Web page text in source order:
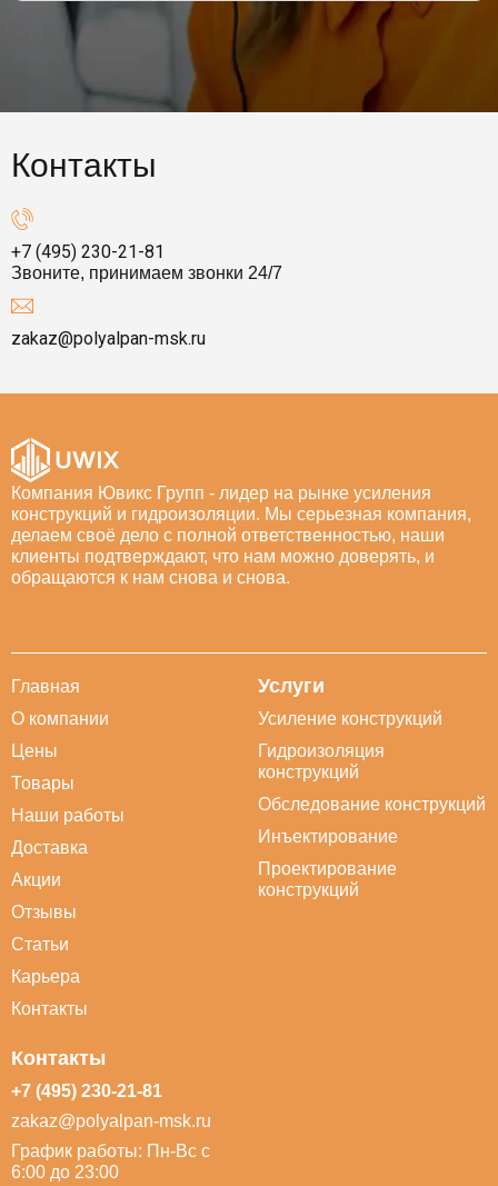
Контакты
+7 (495) 230-21-81
Звоните, принимаем звонки 24/7
zakaz@polyalpan-msk.ru
Компания Ювикс Групп - лидер на рынке усиления
конструкций и гидроизоляции. Мы серьезная компания,
делаем своё дело с полной ответственностью, наши
клиенты подтверждают, что нам можно доверять, и
обращаются к нам снова и снова.
Главная
О компании
Цены
Товары
Наши работы
Доставка
Акции
Отзывы
Статьи
Карьера
Контакты
Услуги
Усиление конструкций
Гидроизоляция
конструкций
Обследование конструкций
Инъектирование
Проектирование
конструкций
Контакты
+7 (495) 230-21-81
zakaz@polyalpan-msk.ru
График работы: Пн-Вс с
6:00 до 23:00